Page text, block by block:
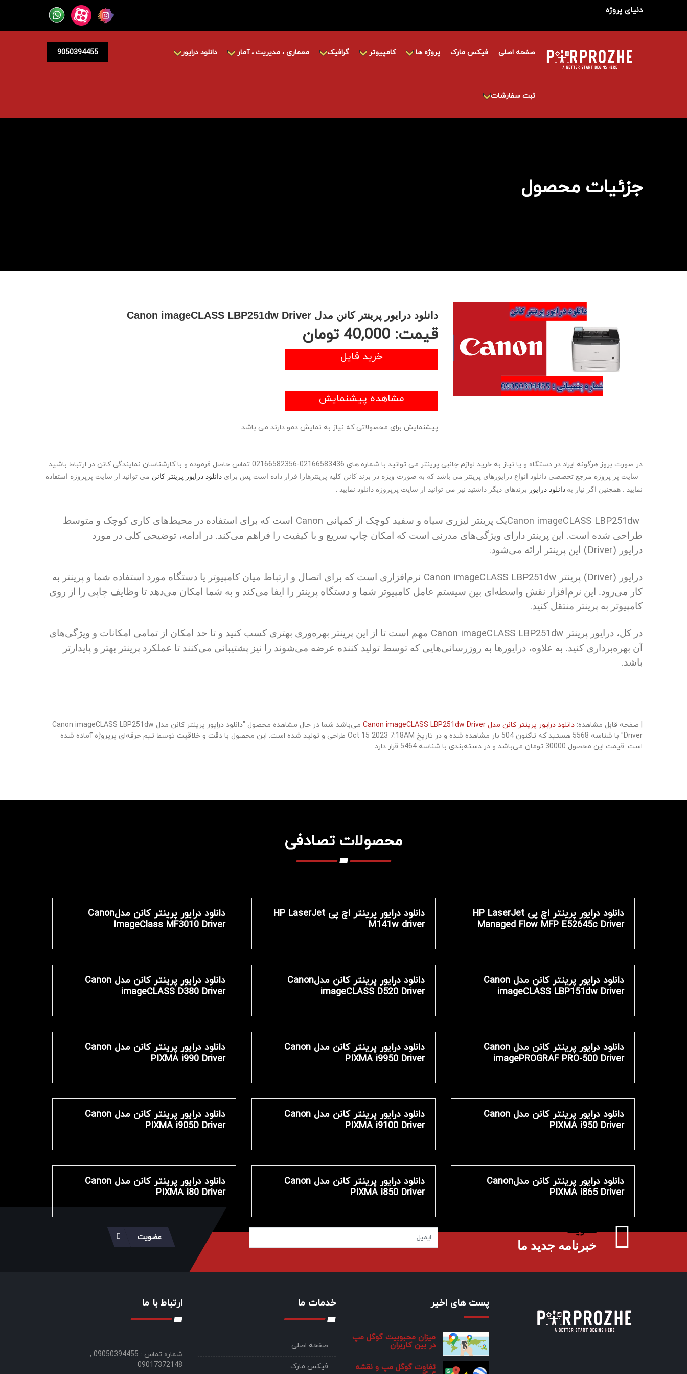
دنیای پروژه
9050394455 صفحه اصلی فیکس مارک پروژه ها کامپیوتر گرافیک معماری ، مدیریت ، آمار دانلود درایور
ثبت سفارشات
جزئیات محصول
دانلود درایور پرینتر کانن مدل Canon imageCLASS LBP251dw Driver
قیمت: 40,000 تومان
خرید فایل
مشاهده پیشنمایش
پیشنمایش برای محصولاتی که نیاز به نمایش دمو دارند می باشد
در صورت بروز هرگونه ایراد در دستگاه و یا نیاز به خرید لوازم جانبی پرینتر می توانید با شماره های 02166583436-02166582356 تماس حاصل فرموده و با کارشناسان نمایندگی کانن در ارتباط باشید
سایت پر پروژه مرجع تخصصی دانلود انواع درایورهای پرینتر می باشد که به صورت ویژه در برند کانن کلیه پرینترهارا قرار داده است پس برای دانلود درایور پرینتر کانن می توانید از سایت پرپروژه استفاده
نمایید . همچنین اگر نیاز به دانلود درایور برندهای دیگر داشتید نیز می توانید از سایت پرپروژه دانلود نمایید .
Canon imageCLASS LBP251dwیک پرینتر لیزری سیاه و سفید کوچک از کمپانی Canon
است که برای استفاده در محیط‌های کاری کوچک و متوسط
طراحی شده است. این پرینتر دارای ویژگی‌های مدرنی است که امکان چاپ سریع و با کیفیت را فراهم می‌کند. در ادامه، توضیحی کلی در مورد
درایور (Driver) این پرینتر ارائه می‌شود:
درایور (Driver) پرینتر Canon imageCLASS LBP251dw نرم‌افزاری است که برای اتصال و ارتباط میان کامپیوتر یا دستگاه مورد استفاده شما و پرینتر به
کار می‌رود. این نرم‌افزار نقش واسطه‌ای بین سیستم عامل کامپیوتر شما و دستگاه پرینتر را ایفا می‌کند و به شما امکان می‌دهد تا وظایف چاپی را از روی
کامپیوتر به پرینتر منتقل کنید.
در کل، درایور پرینتر Canon imageCLASS LBP251dw مهم است تا از این پرینتر بهره‌وری بهتری کسب کنید و تا حد امکان از تمامی امکانات و ویژگی‌های
آن بهره‌برداری کنید. به علاوه، درایورها به روزرسانی‌هایی که توسط تولید کننده عرضه می‌شوند را نیز پشتیبانی می‌کنند تا عملکرد پرینتر بهتر و پایدارتر
باشد.
| صفحه قابل مشاهده: دانلود درایور پرینتر کانن مدل Canon imageCLASS LBP251dw Driver
می‌باشد شما در حال مشاهده محصول "دانلود درایور پرینتر کانن مدل Canon imageCLASS LBP251dw
Driver" با شناسه 5568 هستید که تاکنون 504 بار مشاهده شده و در تاریخ Oct 15 2023 7:18AM طراحی و تولید شده است. این محصول با دقت و خلاقیت توسط تیم حرفه‌ای پرپروژه آماده شده
است. قیمت این محصول 30000 تومان می‌باشد و در دسته‌بندی با شناسه 5464 قرار دارد.
محصولات تصادفی
دانلود درایور پرینتر اچ پی HP LaserJet
Managed Flow MFP E52645c Driver
دانلود درایور پرینتر اچ پی HP LaserJet
M141w driver
دانلود درایور پرینتر کانن مدلCanon
ImageClass MF3010 Driver
دانلود درایور پرینتر کانن مدل Canon
imageCLASS LBP151dw Driver
دانلود درایور پرینتر کانن مدلCanon
imageCLASS D520 Driver
دانلود درایور پرینتر کانن مدل Canon
imageCLASS D380 Driver
دانلود درایور پرینتر کانن مدل Canon
imagePROGRAF PRO-500 Driver
دانلود درایور پرینتر کانن مدل Canon
PIXMA i9950 Driver
دانلود درایور پرینتر کانن مدل Canon
PIXMA i990 Driver
دانلود درایور پرینتر کانن مدل Canon
PIXMA i950 Driver
دانلود درایور پرینتر کانن مدل Canon
PIXMA i9100 Driver
دانلود درایور پرینتر کانن مدل Canon
PIXMA i905D Driver
دانلود درایور پرینتر کانن مدلCanon
PIXMA i865 Driver
دانلود درایور پرینتر کانن مدل Canon
PIXMA i850 Driver
دانلود درایور پرینتر کانن مدل Canon
PIXMA i80 Driver
عضویت
خبرنامه جدید ما
عضویت
پست های اخیر
میزان محبوبیت گوگل مپ
در بین کاربران
تفاوت گوگل مپ و نقشه
خدمات ما
صفحه اصلی
فیکس مارک
ارتباط با ما
شماره تماس : 09050394455 ,
09017372148